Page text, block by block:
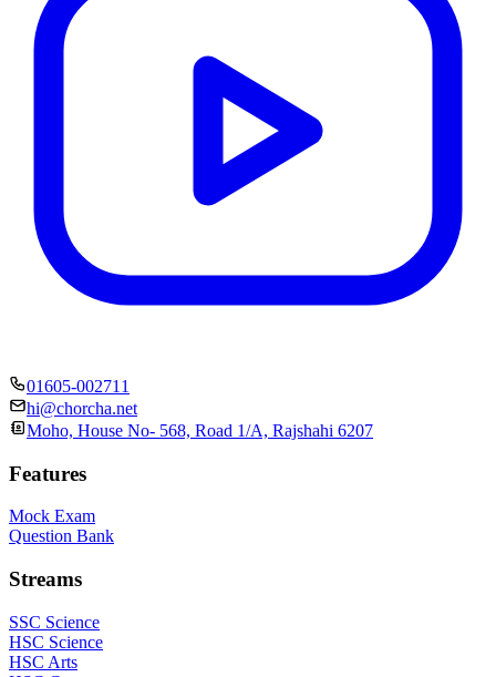
01605-002711
hi@chorcha.net
Moho, House No- 568, Road 1/A, Rajshahi 6207
Features
Mock Exam
Question Bank
Streams
SSC Science
HSC Science
HSC Arts